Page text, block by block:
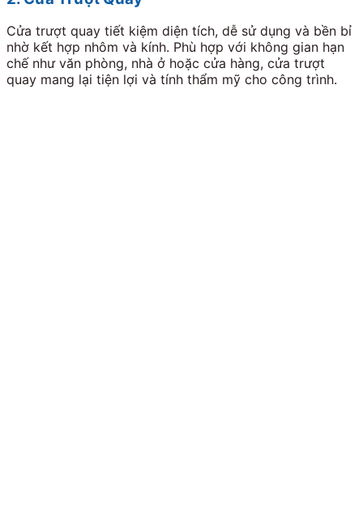
Cửa trượt quay tiết kiệm diện tích, dễ sử dụng và bền bỉ
nhờ kết hợp nhôm và kính. Phù hợp với không gian hạn
chế như văn phòng, nhà ở hoặc cửa hàng, cửa trượt
quay mang lại tiện lợi và tính thẩm mỹ cho công trình.